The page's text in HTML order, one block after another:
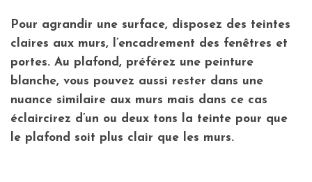
Pour agrandir une surface, disposez des teintes
claires aux murs, l’encadrement des fenêtres et
portes. Au plafond, préférez une peinture
blanche, vous pouvez aussi rester dans une
nuance similaire aux murs mais dans ce cas
éclaircirez d’un ou deux tons la teinte pour que
le plafond soit plus clair que les murs.